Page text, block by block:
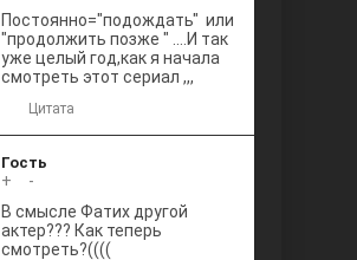
Постоянно="подождать" или
"продолжить позже " ....И так
уже целый год,как я начала
смотреть этот сериал ,,,
Цитата
Гость
+
-
В смысле Фатих другой
актер??? Как теперь
смотреть?((((